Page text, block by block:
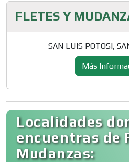
FLETES Y
SAN LUIS POTOSI,
Más
Localidades
encuentras de
Mudanzas: